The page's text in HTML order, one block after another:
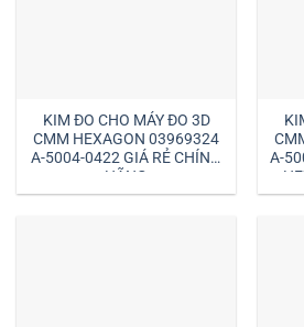
KIM ĐO CHO MÁY ĐO 3D
CMM HEXAGON 03969324
A-5004-0422 GIÁ RẺ CHÍNH
HÃNG
A-